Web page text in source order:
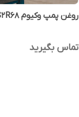
روغن پمپ وکیوم S2R68 بیست لیتری
تماس بگیرید